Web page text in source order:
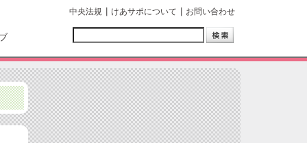
中央法規 けあサポについて お問い合わせ